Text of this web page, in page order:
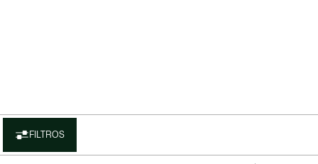
FILTROS